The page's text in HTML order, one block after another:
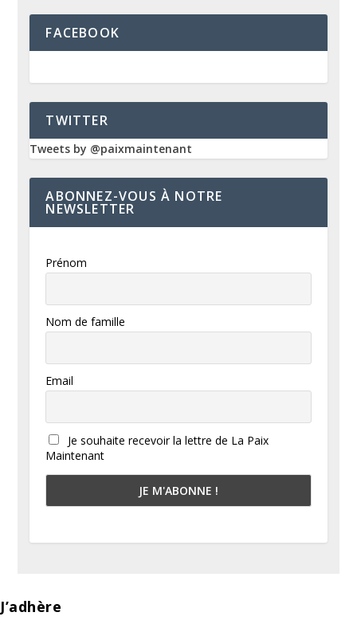
FACEBOOK
TWITTER
Tweets by @paixmaintenant
ABONNEZ-VOUS À NOTRE
NEWSLETTER
Prénom
Nom de famille
Email
Je souhaite recevoir la lettre de La Paix
Maintenant
J’adhère